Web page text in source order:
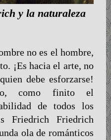
y la naturaleza
no es el hombre,
¡Es hacia el arte, no
debe esforzarse!
como finito el
de todos los
Friedrich Friedrich
ola de románticos